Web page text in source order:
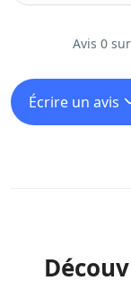
Avis 0
Écrire un avis